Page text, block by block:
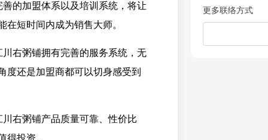
的加盟体系以及培训系统，将让
在短时间内成为销售大师。
右粥铺拥有完善的服务系统，无
度还是加盟商都可以切身感受到
右粥铺产品质量可靠、性价比
得投资。
更多联络方式